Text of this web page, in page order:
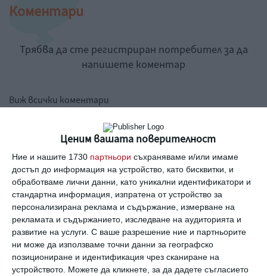
Ценим вашата поверителност
Ние и нашите 1730 партньори съхраняваме и/или имаме
достъп до информация на устройство, като бисквитки, и
обработваме лични данни, като уникални идентификатори и
стандартна информация, изпратена от устройство за
персонализирана реклама и съдържание, измерване на
рекламата и съдържанието, изследване на аудиторията и
развитие на услуги. С ваше разрешение ние и партньорите
ни може да използваме точни данни за географско
позициониране и идентификация чрез сканиране на
устройството. Можете да кликнете, за да дадете съгласието
Коментари
Трябва да сте регистриран потребител за да
напишете коментар
Виж всички коментари
Най нови
Свободно време
Как да живеем във ваканционен
режим, без да ни уволнят